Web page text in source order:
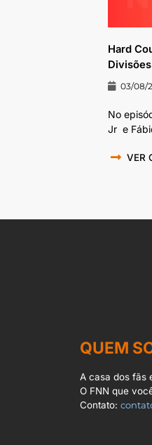
Hard
03/08/
No
Jr⁠⁠⁠⁠⁠⁠ ⁠⁠⁠⁠⁠⁠⁠⁠⁠⁠⁠ e
VER
QUEM
A casa dos fãs
O FNN que
Contato: